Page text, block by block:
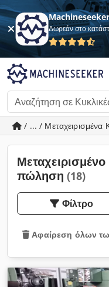
Δωρεάν στο
/ ... / Μεταχειρισμένα
πώληση (18)
Φίλτρο
Αφαίρεση όλων